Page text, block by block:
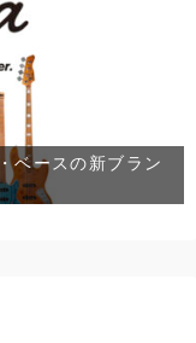
ベースの新ブラン